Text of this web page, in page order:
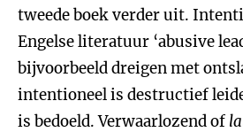
tweede boek verder uit.
Engelse literatuur ‘abusive
bijvoorbeeld dreigen met
intentioneel is destructief
is bedoeld. Verwaarlozend of